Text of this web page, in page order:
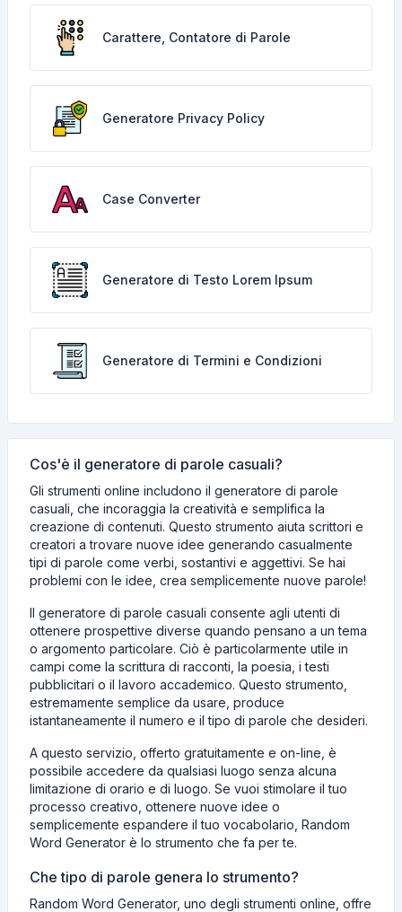
Carattere, Contatore di Parole
Generatore Privacy Policy
Case Converter
Generatore di Testo Lorem Ipsum
Generatore di Termini e Condizioni
Cos'è il generatore di parole casuali?
Gli strumenti online includono il generatore di parole
casuali, che incoraggia la creatività e semplifica la
creazione di contenuti. Questo strumento aiuta scrittori e
creatori a trovare nuove idee generando casualmente
tipi di parole come verbi, sostantivi e aggettivi. Se hai
problemi con le idee, crea semplicemente nuove parole!
Il generatore di parole casuali consente agli utenti di
ottenere prospettive diverse quando pensano a un tema
o argomento particolare. Ciò è particolarmente utile in
campi come la scrittura di racconti, la poesia, i testi
pubblicitari o il lavoro accademico. Questo strumento,
estremamente semplice da usare, produce
istantaneamente il numero e il tipo di parole che desideri.
A questo servizio, offerto gratuitamente e on-line, è
possibile accedere da qualsiasi luogo senza alcuna
limitazione di orario e di luogo. Se vuoi stimolare il tuo
processo creativo, ottenere nuove idee o
semplicemente espandere il tuo vocabolario, Random
Word Generator è lo strumento che fa per te.
Che tipo di parole genera lo strumento?
Random Word Generator, uno degli strumenti online, offre